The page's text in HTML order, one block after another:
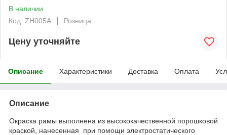
В наличии
Код: ZH005A
Розница
Цену уточняйте
Описание Характеристики Доставка Оплата
Описание
Окраска рамы выполнена из высококачественной порошковой
краской, нанесенная при помощи электростатического